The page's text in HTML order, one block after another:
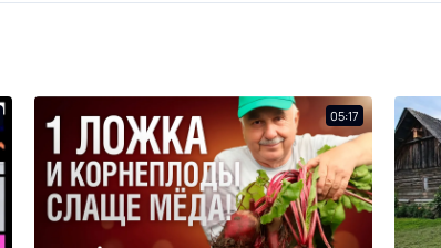
05:17